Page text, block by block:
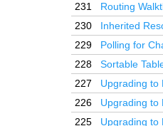
231
Routing
230
Inherited
229
Polling for
228
Sortable
227
Upgrading to
226
Upgrading to
225
Upgrading to